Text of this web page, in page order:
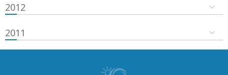
2012
2011